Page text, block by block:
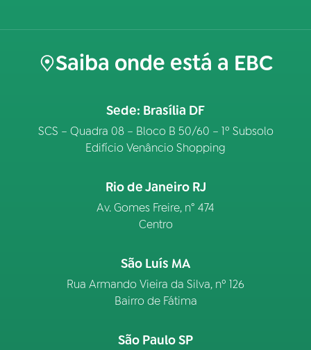
Saiba onde está a EBC
Sede: Brasília DF
SCS – Quadra 08 – Bloco B 50/60 – 1º Subsolo
Edifício Venâncio Shopping
Rio de Janeiro RJ
Av. Gomes Freire, n° 474
Centro
São Luís MA
Rua Armando Vieira da Silva, nº 126
Bairro de Fátima
São Paulo SP